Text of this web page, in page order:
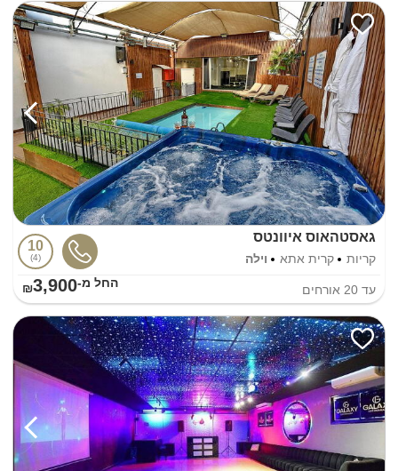
גאסטהאוס איוונטס
קריות קרית אתא וילה
10
4
עד 20 אורחים החל מ-₪3,900